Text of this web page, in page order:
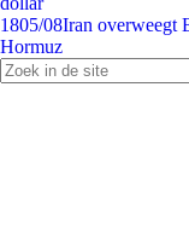
1805/08Iran overweegt
Hormuz